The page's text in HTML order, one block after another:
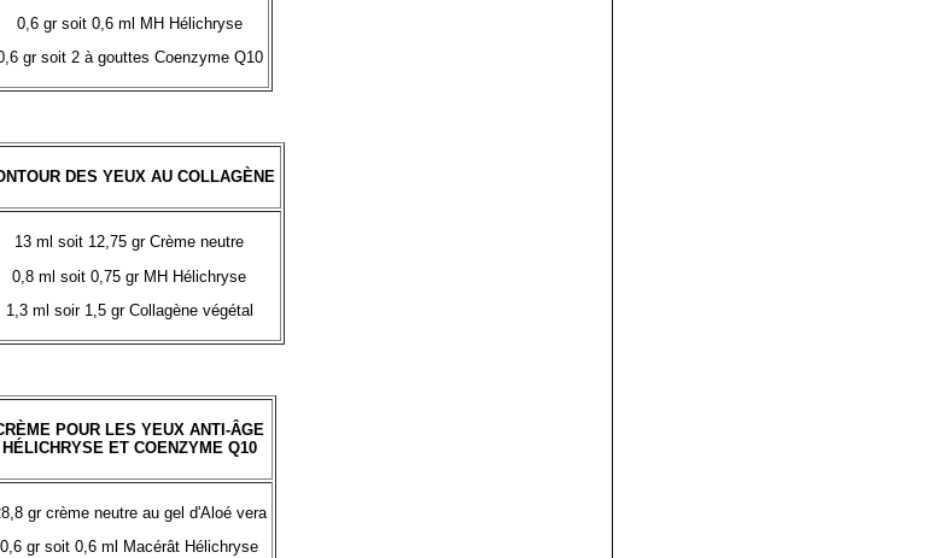
0,6 gr soit 0,6 ml MH Hélichryse
gr soit 2 à gouttes Coenzyme Q10
DES YEUX AU COLLAGÈNE
13 ml soit 12,75 gr Crème neutre
0,8 ml soit 0,75 gr MH Hélichryse
1,3 ml soir 1,5 gr Collagène végétal
POUR LES YEUX ANTI-ÂGE
HÉLICHRYSE ET COENZYME Q10
gr crème neutre au gel d'Aloé vera
0,6 gr soit 0,6 ml Macérât Hélichryse